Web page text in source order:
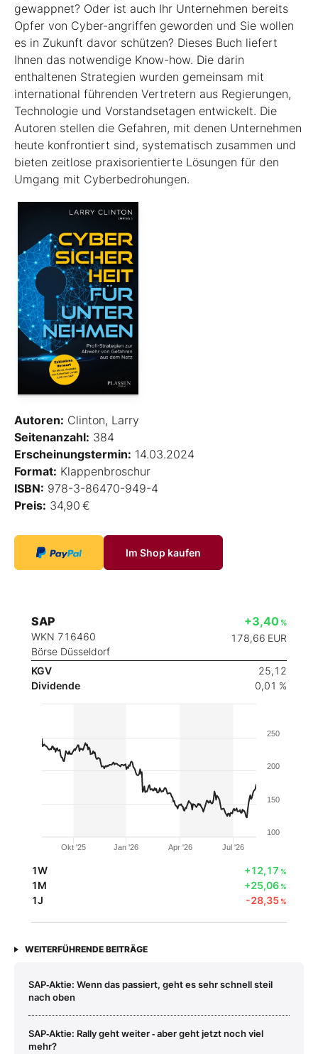
gewappnet? Oder ist auch Ihr Unternehmen bereits
Opfer von Cyber-angriffen geworden und Sie wollen
es in Zukunft davor schützen? Dieses Buch liefert
Ihnen das notwendige Know-how. Die darin
enthaltenen Strategien wurden gemeinsam mit
international führenden Vertretern aus Regierungen,
Technologie und Vorstandsetagen entwickelt. Die
Autoren stellen die Gefahren, mit denen Unternehmen
heute konfrontiert sind, systematisch zusammen und
bieten zeitlose praxisorientierte Lösungen für den
Umgang mit Cyberbedrohungen.
Autoren: Clinton, Larry
Seitenanzahl: 384
Erscheinungstermin: 14.03.2024
Format: Klappenbroschur
ISBN: 978-3-86470-949-4
Preis: 34,90 €
Im Shop kaufen
SAP
WKN 716460
Börse Düsseldorf
+3,40 %
178,66 EUR
KGV
25,12
Dividende
0,01 %
Okt '25 Jan '26 Apr '26 Jul '26
100
150
200
250
1W +12,17 %
1M +25,06%
1J -28,35%
WEITERFÜHRENDE BEITRÄGE
SAP‑Aktie: Wenn das passiert, geht es sehr schnell steil
nach oben
SAP‑Aktie: Rally geht weiter ‑ aber geht jetzt noch viel
mehr?